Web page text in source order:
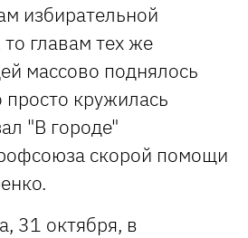
избирательной
главам тех же
массово поднялось
просто кружилась
"В городе"
скорой помощи
31 октября, в